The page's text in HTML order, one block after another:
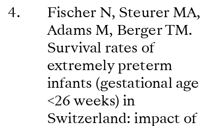
Fischer N, Steurer MA,
Adams M, Berger TM.
Survival rates of
extremely preterm
infants (gestational age
<26 weeks) in
Switzerland: impact of